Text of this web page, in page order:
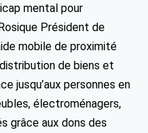
mental pour
Président de
mobile de proximité
de biens et
jusqu’aux personnes en
électroménagers,
grâce aux dons des